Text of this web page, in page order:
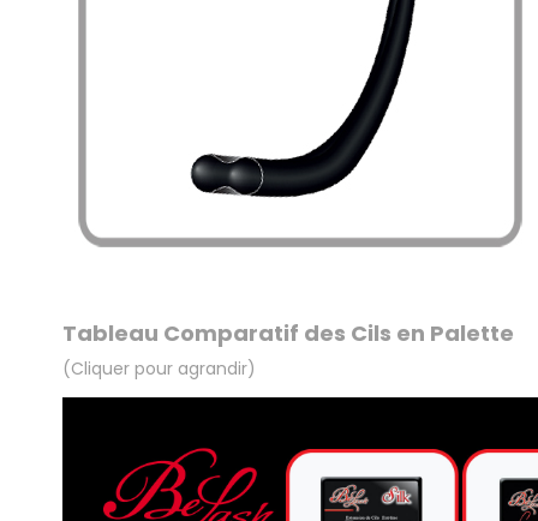
Tableau Comparatif des Cils en Palette
(Cliquer pour agrandir)